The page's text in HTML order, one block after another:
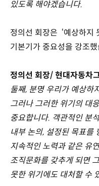
있도록 해야겠습니다.
정의선 회장은 ‘예상하지
기본기가 중요성을 강조
정의선 회장/ 현대자동차
둘째, 분명 우리가 예상하
그러나 그러한 위기의 대
중요합니다. 객관적인 분
내부 논의, 설정된 목표를
지속적인 노력과 같은 유
조직문화를 갖추게 되면
못한 위기에도 대처할 수